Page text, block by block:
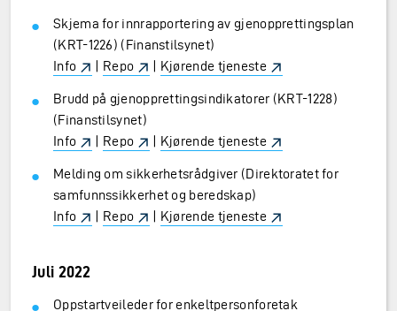
Skjema for innrapportering av gjenopprettingsplan
(KRT-1226) (Finanstilsynet)
Info
| Repo | Kjørende tjeneste
Brudd på gjenopprettingsindikatorer (KRT-1228)
(Finanstilsynet)
Info
| Repo | Kjørende tjeneste
Melding om sikkerhetsrådgiver (Direktoratet for
samfunnssikkerhet og beredskap)
Info
| Repo | Kjørende tjeneste
Juli 2022
Oppstartveileder for enkeltpersonforetak